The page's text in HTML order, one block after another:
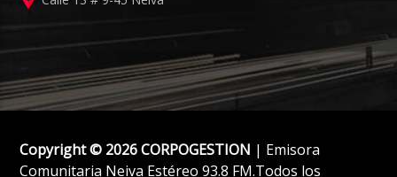
Copyright © 2026 CORPOGESTION | Emisora
Comunitaria Neiva Estéreo 93.8 FM.Todos los